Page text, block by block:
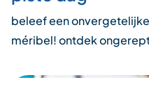
beleef een
méribel! ontdek